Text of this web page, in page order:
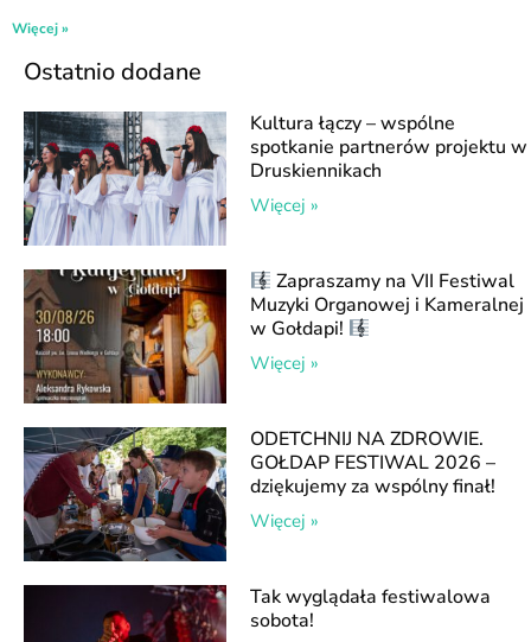
Więcej »
Ostatnio dodane
Kultura łączy – wspólne
spotkanie partnerów projektu w
Druskiennikach
Więcej »
Zapraszamy na VII Festiwal
Muzyki Organowej i Kameralnej
w Gołdapi!
Więcej »
ODETCHNIJ NA ZDROWIE.
GOŁDAP FESTIWAL 2026 –
dziękujemy za wspólny finał!
Więcej »
Tak wyglądała festiwalowa
sobota!